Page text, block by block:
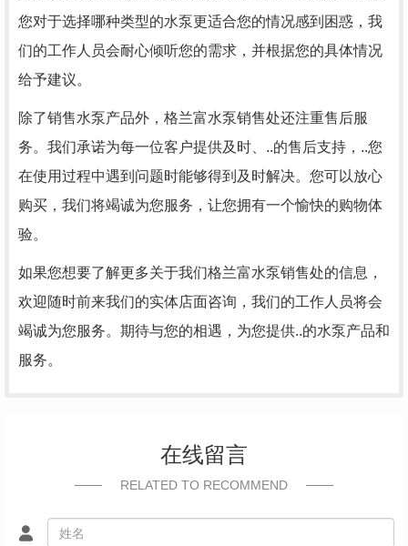
您对于选择哪种类型的水泵更适合您的情况感到困惑，我
们的工作人员会耐心倾听您的需求，并根据您的具体情况
给予建议。
除了销售水泵产品外，格兰富水泵销售处还注重售后服
务。我们承诺为每一位客户提供及时、..的售后支持，..您
在使用过程中遇到问题时能够得到及时解决。您可以放心
购买，我们将竭诚为您服务，让您拥有一个愉快的购物体
验。
如果您想要了解更多关于我们格兰富水泵销售处的信息，
欢迎随时前来我们的实体店面咨询，我们的工作人员将会
竭诚为您服务。期待与您的相遇，为您提供..的水泵产品和
服务。
在线留言
RELATED TO RECOMMEND